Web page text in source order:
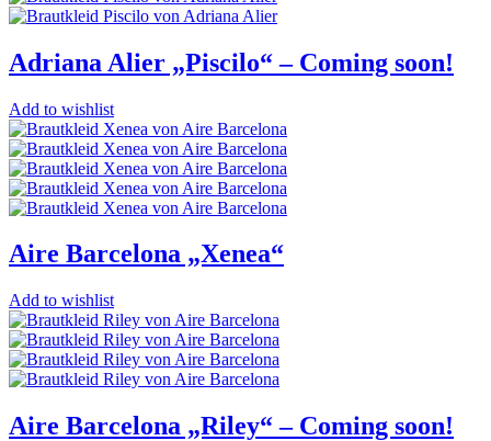
Adriana Alier „Piscilo“ – Coming soon!
Add to wishlist
Aire Barcelona „Xenea“
Add to wishlist
Aire Barcelona „Riley“ – Coming soon!